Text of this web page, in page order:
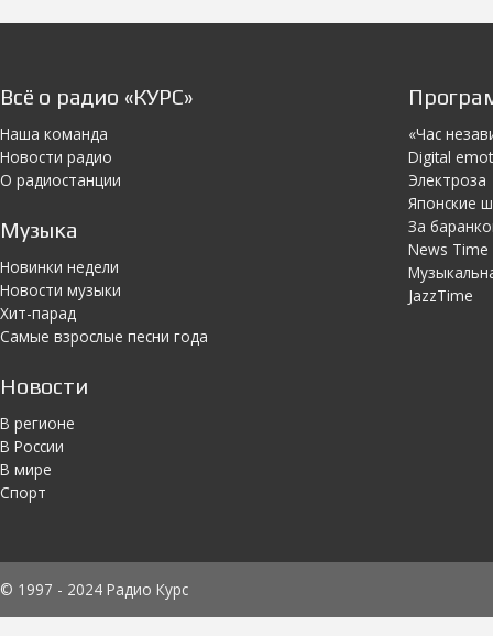
Всё о радио «КУРС»
Наша команда
Новости радио
О радиостанции
Музыка
Новинки недели
Новости музыки
Хит-парад
Самые взрослые песни года
Новости
В регионе
В России
В мире
Спорт
«Час
Digital
Электроза
Японскиe
За
News Time
JazzTime
© 1997 - 2024 Радио Курс